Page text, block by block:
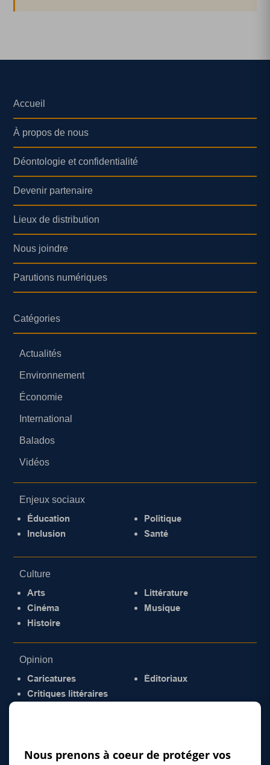
Accueil
À propos de nous
Déontologie et confidentialité
Devenir partenaire
Lieux de distribution
Nous joindre
Parutions numériques
Catégories
Actualités
Environnement
Économie
International
Balados
Vidéos
Enjeux sociaux
Éducation
Inclusion
Politique
Santé
Culture
Arts
Cinéma
Histoire
Littérature
Musique
Opinion
Caricatures
Critiques littéraires
Éditoriaux
Nous prenons à coeur de protéger vos